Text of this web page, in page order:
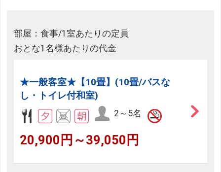
部屋：食事/1室あたりの定員
おとな1名様あたりの代金
★一般客室★【10畳】(10畳/バスな
し・トイレ付和室)
2～5名
20,900円～39,050円